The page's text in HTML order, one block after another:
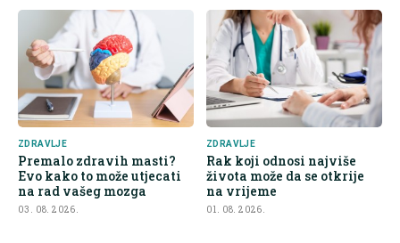
ZDRAVLJE
Premalo zdravih masti?
Evo kako to može utjecati
na rad vašeg mozga
03. 08. 2026.
ZDRAVLJE
Rak koji odnosi najviše
života može da se otkrije
na vrijeme
01. 08. 2026.